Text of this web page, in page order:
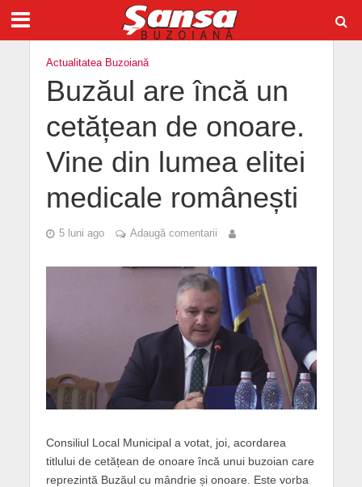
Actualitatea Buzoiană
Buzăul are încă un
cetățean de onoare.
Vine din lumea elitei
medicale românești
5 luni ago Adaugă comentarii
Consiliul Local Municipal a votat, joi, acordarea
titlului de cetățean de onoare încă unui buzoian care
reprezintă Buzăul cu mândrie și onoare. Este vorba